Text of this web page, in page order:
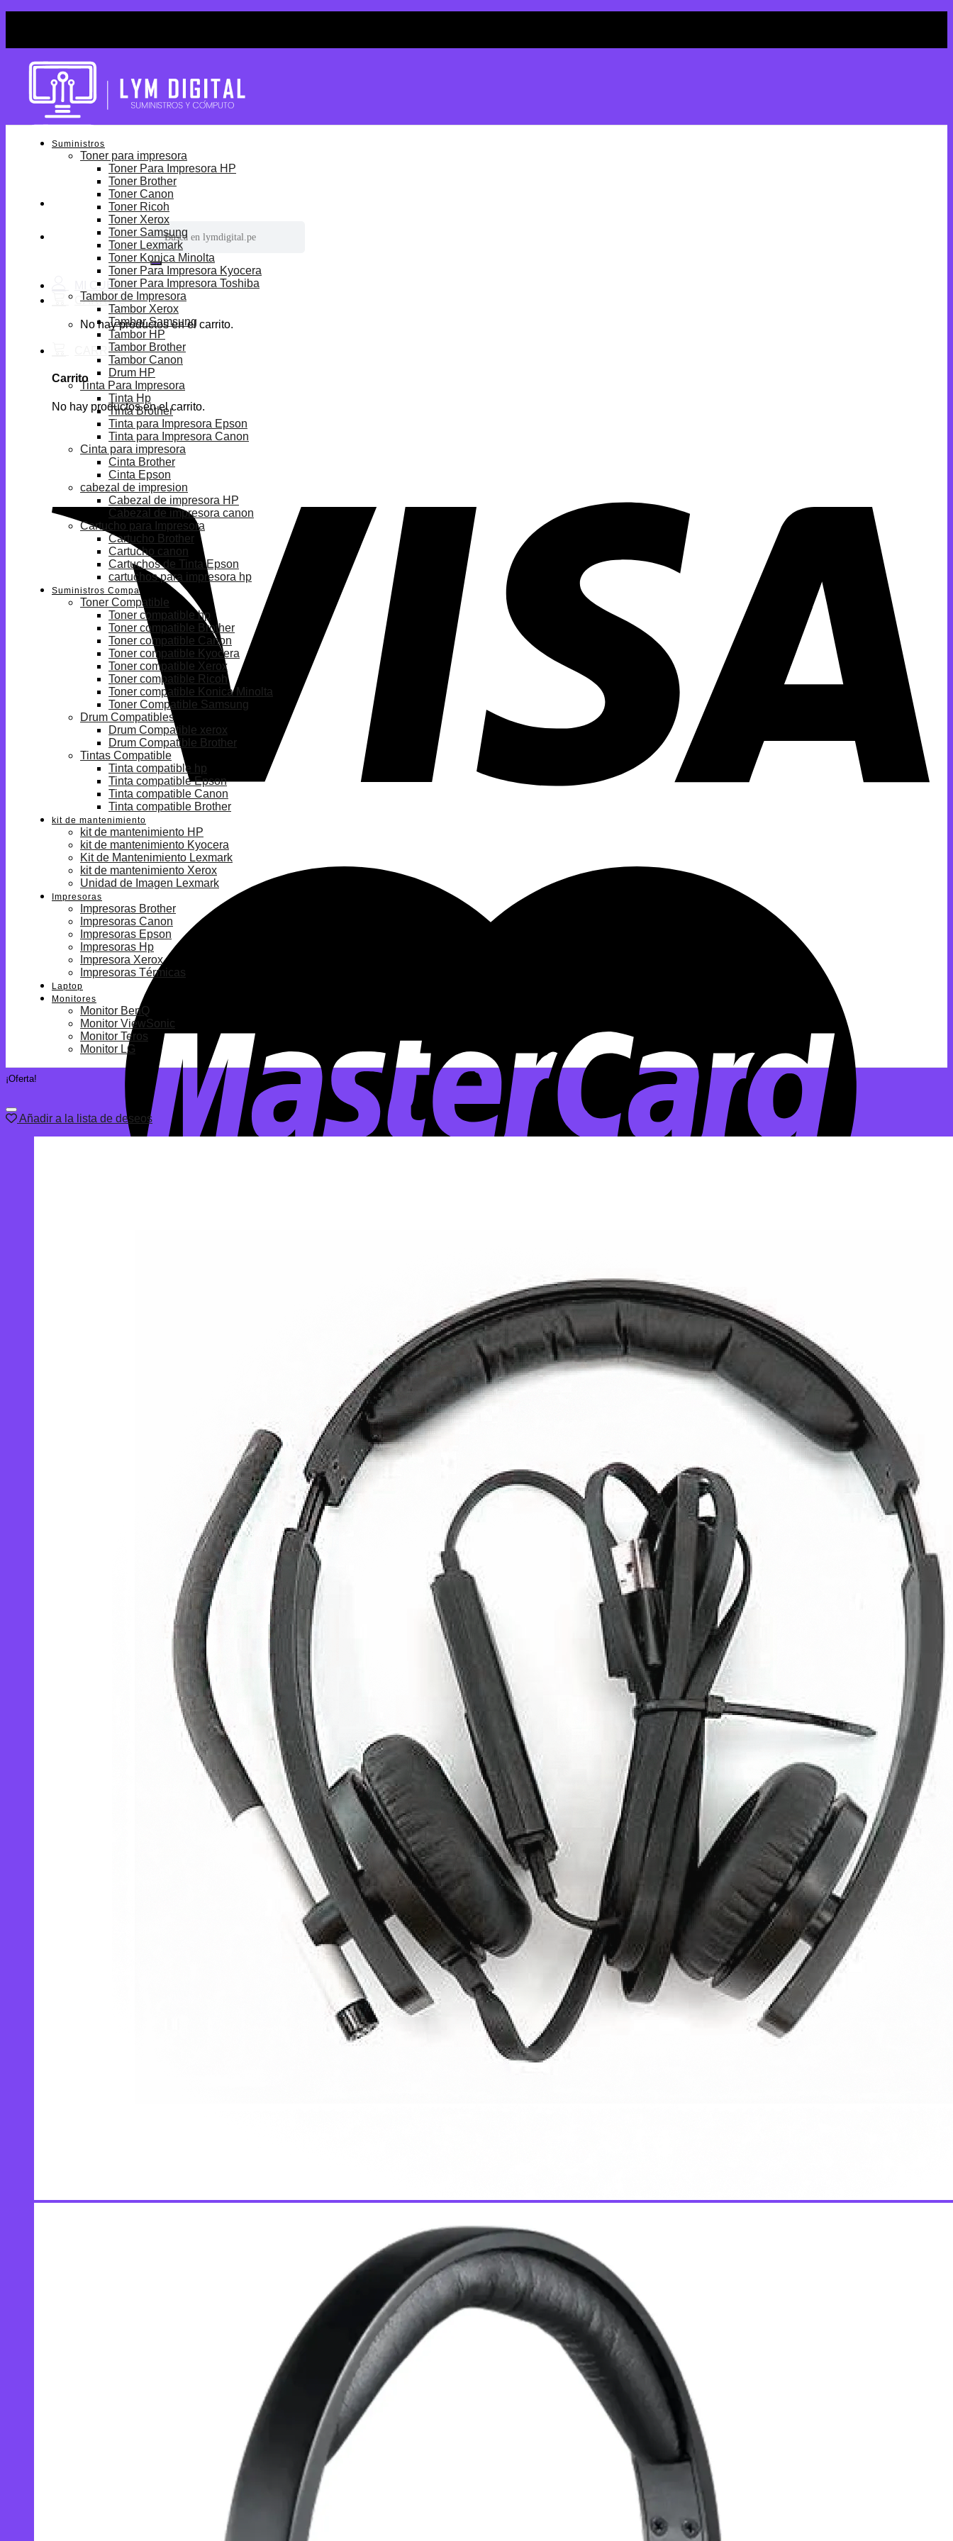
Buscar
por:
No hay productos en el carrito.
Carrito
No hay productos en el carrito.
Suministros
Toner para impresora
Toner Para Impresora HP
Toner Brother
Toner Canon
Toner Ricoh
Toner Xerox
Toner Samsung
Toner Lexmark
Toner Konica Minolta
Toner Para Impresora Kyocera
Toner Para Impresora Toshiba
Tambor de Impresora
Tambor Xerox
Tambor Samsung
Tambor HP
Tambor Brother
Tambor Canon
Drum HP
Tinta Para Impresora
Tinta Hp
Tinta Brother
Tinta para Impresora Epson
Tinta para Impresora Canon
Cinta para impresora
Cinta Brother
Cinta Epson
cabezal de impresion
Cabezal de impresora HP
Cabezal de impresora canon
Cartucho para Impresora
Cartucho Brother
Cartucho canon
Cartuchos de Tinta Epson
cartuchos para impresora hp
Suministros Compatibles
Toner Compatible
Toner compatible hp
Toner compatible Brother
Toner compatible Canon
Toner compatible Kyocera
Toner compatible Xerox
Toner compatible Ricoh
Toner compatible Konica Minolta
Toner Compatible Samsung
Drum Compatibles
Drum Compatible xerox
Drum Compatible Brother
Tintas Compatible
Tinta compatible hp
Tinta compatible Epson
Tinta compatible Canon
Tinta compatible Brother
kit de mantenimiento
kit de mantenimiento HP
kit de mantenimiento Kyocera
Kit de Mantenimiento Lexmark
kit de mantenimiento Xerox
Unidad de Imagen Lexmark
Impresoras
Impresoras Brother
Impresoras Canon
Impresoras Epson
Impresoras Hp
Impresora Xerox
Impresoras Térmicas
Laptop
Monitores
Monitor BenQ
Monitor ViewSonic
Monitor Teros
Monitor LG
¡Oferta!
Añadir a la lista de deseos